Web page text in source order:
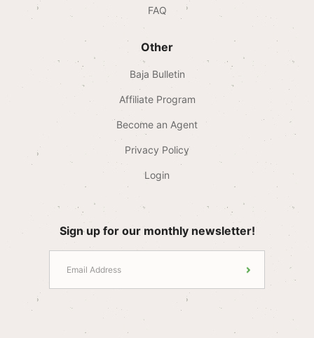
FAQ
Other
Baja Bulletin
Affiliate Program
Become an Agent
Privacy Policy
Login
Sign up for our monthly newsletter!